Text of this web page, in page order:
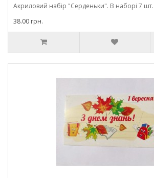
Акриловий набір "Серденьки". В наборі 7 шт.
38.00 грн.